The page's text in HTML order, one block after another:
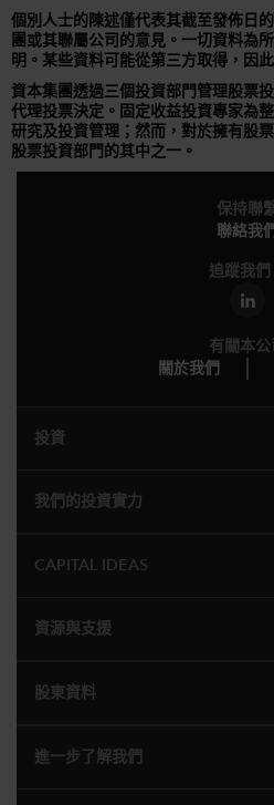
個別人士的陳述僅代表其截至發佈日
團或其聯屬公司的意見。一切資料為
明。某些資料可能從第三方取得，因
資本集團透過三個投資部門管理股票
代理投票決定。固定收益投資專家為
研究及投資管理；然而，對於擁有股
股票投資部門的其中之一。
保持聯
聯絡我
追蹤我們
有關本公
關於我們
投資
我們的投資實力
CAPITAL IDEAS
資源與支援
股東資料
進一步了解我們